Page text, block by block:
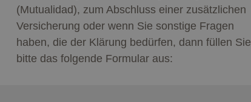
(Mutualidad), zum Abschluss einer zusätzlichen
Versicherung oder wenn Sie sonstige Fragen
haben, die der Klärung bedürfen, dann füllen Sie
bitte das folgende Formular aus: